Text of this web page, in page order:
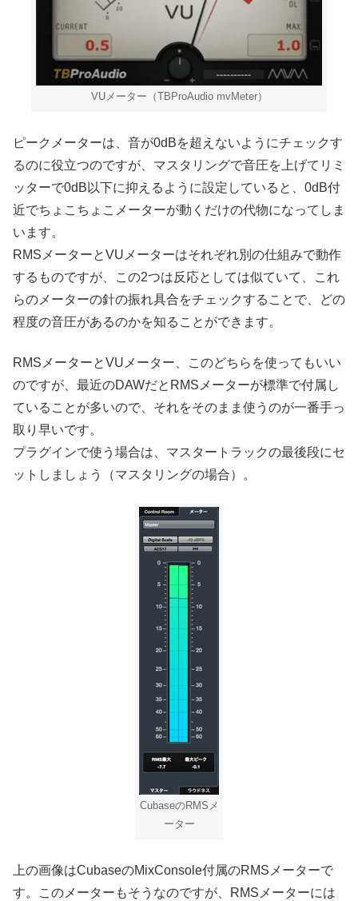
VUメーター（TBProAudio mvMeter）
ピークメーターは、音が0dBを超えないようにチェックす
るのに役立つのですが、マスタリングで音圧を上げてリミ
ッターで0dB以下に抑えるように設定していると、0dB付
近でちょこちょこメーターが動くだけの代物になってしま
います。
RMSメーターとVUメーターはそれぞれ別の仕組みで動作
するものですが、この2つは反応としては似ていて、これ
らのメーターの針の振れ具合をチェックすることで、どの
程度の音圧があるのかを知ることができます。
RMSメーターとVUメーター、このどちらを使ってもいい
のですが、最近のDAWだとRMSメーターが標準で付属し
ていることが多いので、それをそのまま使うのが一番手っ
取り早いです。
プラグインで使う場合は、マスタートラックの最後段にセ
ットしましょう（マスタリングの場合）。
CubaseのRMSメ
ーター
上の画像はCubaseのMixConsole付属のRMSメーターで
す。このメーターもそうなのですが、RMSメーターには